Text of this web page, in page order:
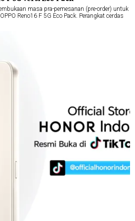
masa pra-pemesanan (pre-order) untuk
Reno16 F 5G Eco Pack. Perangkat cerdas